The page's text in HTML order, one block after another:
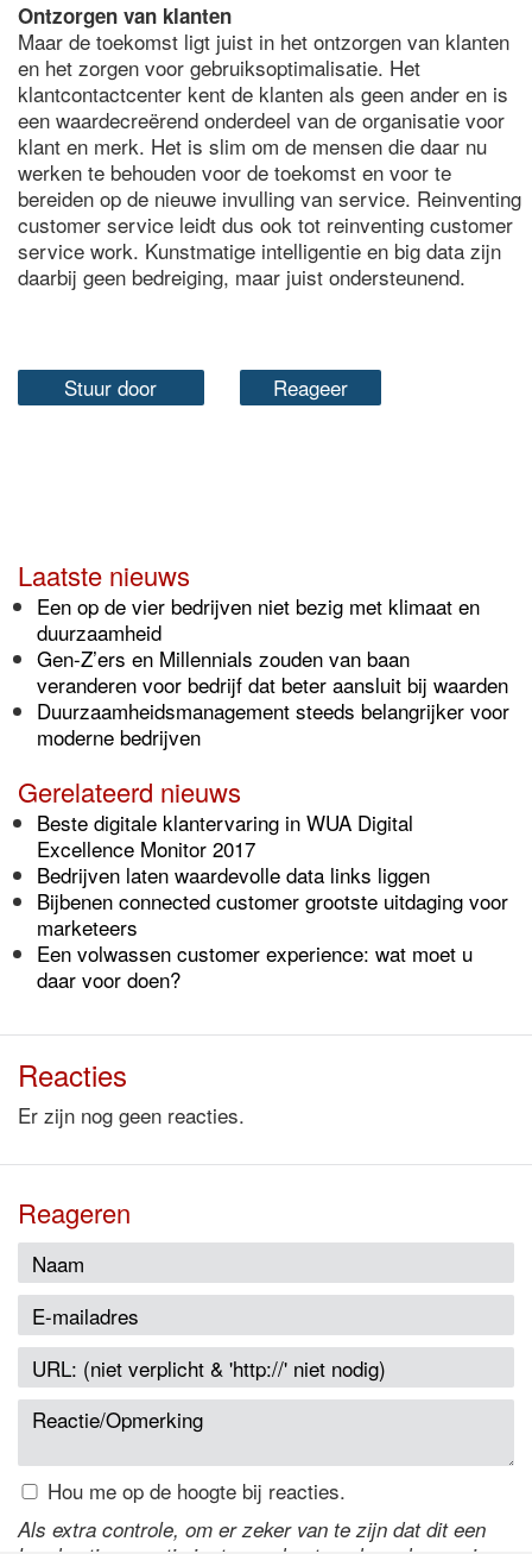
Ontzorgen van klanten
Maar de toekomst ligt juist in het ontzorgen van klanten
en het zorgen voor gebruiksoptimalisatie. Het
klantcontactcenter kent de klanten als geen ander en is
een waardecreërend onderdeel van de organisatie voor
klant en merk. Het is slim om de mensen die daar nu
werken te behouden voor de toekomst en voor te
bereiden op de nieuwe invulling van service. Reinventing
customer service leidt dus ook tot reinventing customer
service work. Kunstmatige intelligentie en big data zijn
daarbij geen bedreiging, maar juist ondersteunend.
Stuur door Reageer
Laatste nieuws
Een op de vier bedrijven niet bezig met klimaat en
duurzaamheid
Gen-Z’ers en Millennials zouden van baan
veranderen voor bedrijf dat beter aansluit bij waarden
Duurzaamheidsmanagement steeds belangrijker voor
moderne bedrijven
Gerelateerd nieuws
Beste digitale klantervaring in WUA Digital
Excellence Monitor 2017​
Bedrijven laten waardevolle data links liggen
Bijbenen connected customer grootste uitdaging voor
marketeers
Een volwassen customer experience: wat moet u
daar voor doen?
Reacties
Er zijn nog geen reacties.
Reageren
Hou me op de hoogte bij reacties.
Als extra controle, om er zeker van te zijn dat dit een